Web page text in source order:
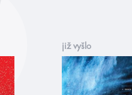
již vyšlo